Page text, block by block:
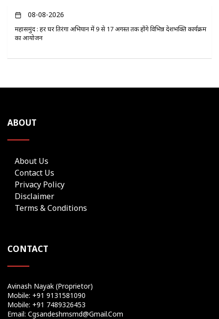
08-08-2026
महासमुंद : हर घर तिरंगा अभियान में 9 से 17 अगस्त तक होंगे विभिन्न देशभक्ति कार्यक्रम
का आयोजन
ABOUT
About Us
Contact Us
Privacy Policy
Disclaimer
Terms & Conditions
CONTACT
Avinash Nayak (Proprietor)
Mobile: +91 9131581090
Mobile: +91 7489326453
Email: Cgsandeshmsmd@gmail.com